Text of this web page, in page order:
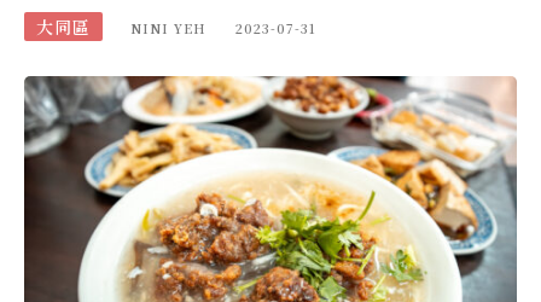
大同區 NINI YEH 2023-07-31